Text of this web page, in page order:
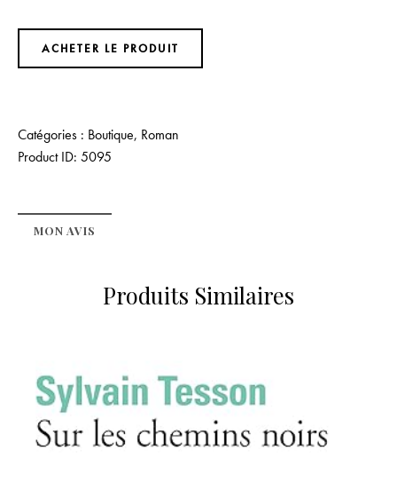
ACHETER LE PRODUIT
Catégories : Boutique, Roman
Product ID: 5095
MON AVIS
Produits Similaires